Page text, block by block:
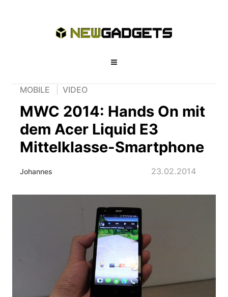
MOBILE VIDEO
MWC 2014: Hands On mit
dem Acer Liquid E3
Mittelklasse-Smartphone
Johannes 23.02.2014